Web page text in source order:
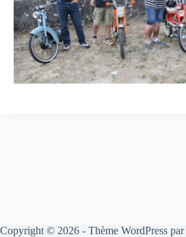
Copyright © 2026 - Thème WordPress par